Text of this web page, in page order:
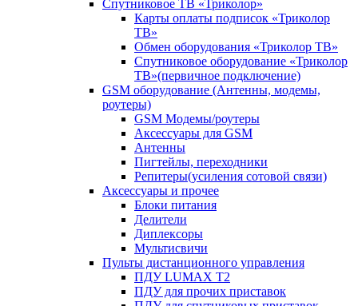
Спутниковое ТВ «Триколор»
Карты оплаты подписок «Триколор
ТВ»
Обмен оборудования «Триколор ТВ»
Спутниковое оборудование «Триколор
ТВ»(первичное подключение)
GSM оборудование (Антенны, модемы,
роутеры)
GSM Модемы/роутеры
Аксессуары для GSM
Антенны
Пигтейлы, переходники
Репитеры(усиления сотовой связи)
Аксессуары и прочее
Блоки питания
Делители
Диплексоры
Мультисвичи
Пульты дистанционного управления
ПДУ LUMAX Т2
ПДУ для прочих приставок